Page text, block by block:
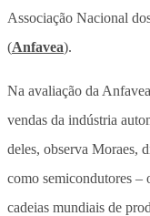
Associação Nacional
(Anfavea).
Na avaliação da
vendas da indústria
deles, observa Moraes,
como semicondutores –
cadeias mundiais de